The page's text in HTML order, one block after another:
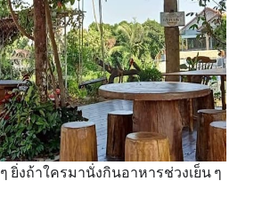
ยิ่งถ้าใครมานั่งกินอาหารช่วงเย็น ๆ